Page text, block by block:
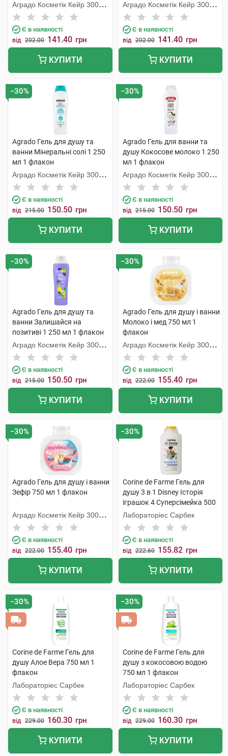
Аградо Косметік Кейр 3000
С.Л.У.
Є в наявності
від 202.00 141.40 грн
КУПИТИ
Аградо Косметік Кейр 3000
С.Л.У.
Є в наявності
від 202.00 141.40 грн
КУПИТИ
−30%
Agrado Гель для душу та
ванни Мінеральні солі 1 250
мл 1 флакон
Аградо Косметік Кейр 3000
С.Л.У.
Є в наявності
від 215.00 150.50 грн
КУПИТИ
−30%
Agrado Гель для ванни та
душу Кокосове молоко 1 250
мл 1 флакон
Аградо Косметік Кейр 3000
С.Л.У.
Є в наявності
від 215.00 150.50 грн
КУПИТИ
−30%
Agrado Гель для душу та
ванни Залишайся на
позитиві 1 250 мл 1 флакон
Аградо Косметік Кейр 3000
С.Л.У.
Є в наявності
від 215.00 150.50 грн
КУПИТИ
−30%
Agrado Гель для душу і ванни
Молоко і мед 750 мл 1
флакон
Аградо Косметік Кейр 3000
С.Л.У.
Є в наявності
від 222.00 155.40 грн
КУПИТИ
−30%
Agrado Гель для душу і ванни
Зефір 750 мл 1 флакон
Аградо Косметік Кейр 3000
С.Л.У.
Є в наявності
від 222.00 155.40 грн
КУПИТИ
−30%
Corine de Farme Гель для
душу 3 в 1 Disney Історія
іграшок 4 Суперсімейка 500
мл 1 флакон
Лабораторіес Сарбек
Є в наявності
від 222.60 155.82 грн
КУПИТИ
−30%
Corine de Farme Гель для
душу Алое Вера 750 мл 1
флакон
Лабораторіес Сарбек
Є в наявності
від 229.00 160.30 грн
КУПИТИ
−30%
Corine de Farme Гель для
душу з кокосовою водою
750 мл 1 флакон
Лабораторіес Сарбек
Є в наявності
від 229.00 160.30 грн
КУПИТИ